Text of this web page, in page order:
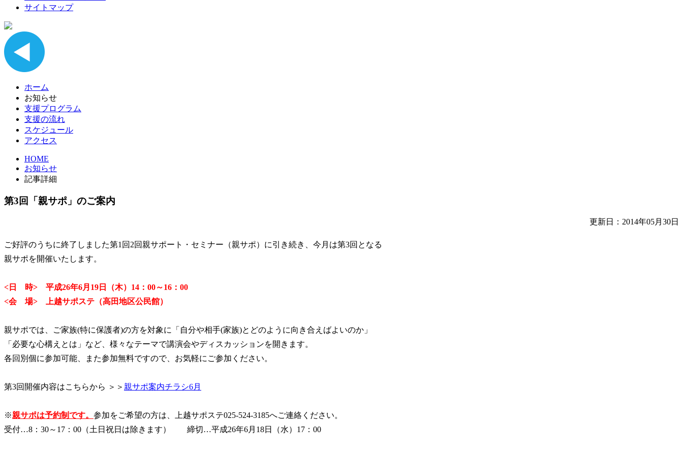
サイトマップ
ホーム
お知らせ
支援プログラム
支援の流れ
スケジュール
アクセス
HOME
お知らせ
記事詳細
第3回「親サポ」のご案内
更新日：2014年05月30日
ご好評のうちに終了しました第1回2回親サポート・セミナー（親サポ）に引き続き、今月は第3回となる
親サポを開催いたします。
<日 時> 平成26年6月19日（木）14：00～16：00
<会 場> 上越サポステ（高田地区公民館）
親サポでは、ご家族(特に保護者)の方を対象に「自分や相手(家族)とどのように向き合えばよいのか」
「必要な心構えとは」など、様々なテーマで講演会やディスカッションを開きます。
各回別個に参加可能、また参加無料ですので、お気軽にご参加ください。
第3回開催内容はこちらから ＞＞ 親サポ案内チラシ6月
※親サポは予約制です。 参加をご希望の方は、上越サポステ025-524-3185へご連絡ください。
受付…8：30～17：00（土日祝日は除きます） 締切…平成26年6月18日（水）17：00